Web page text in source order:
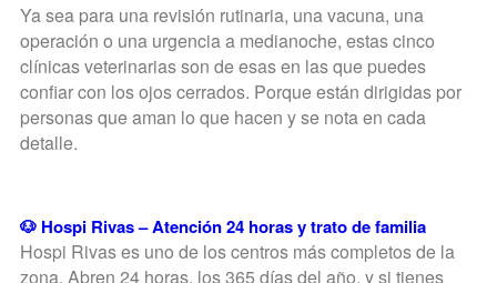
Ya sea para una revisión rutinaria, una vacuna, una
operación o una urgencia a medianoche, estas cinco
clínicas veterinarias son de esas en las que puedes
confiar con los ojos cerrados. Porque están dirigidas por
personas que aman lo que hacen y se nota en cada
detalle.
🐶 Hospi Rivas – Atención 24 horas y trato de familia
Hospi Rivas es uno de los centros más completos de la
zona. Abren 24 horas, los 365 días del año, y si tienes